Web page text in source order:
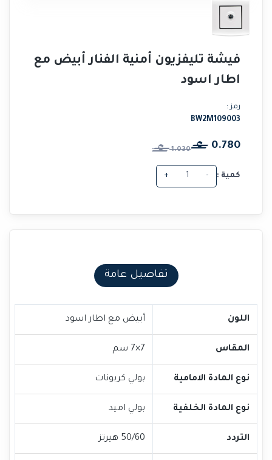
فيشة تليفزيون أمنية الفنار أبيض مع
اطار اسود
رمز :
BW2M109003
0.780
1.030
كمية : -
+
تفاصيل عامة
اللون أبيض مع اطار اسود
المقاس 7×7 سم
نوع المادة الامامية بولي كربونات
نوع المادة الخلفية بولي اميد
التردد 50/60 هيرتز